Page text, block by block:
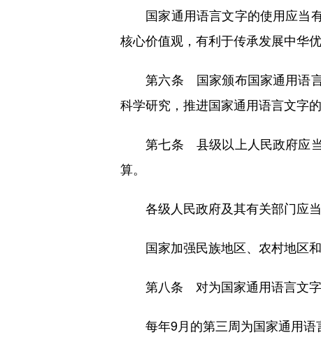
国家通用语言文字的使用应当有
核心价值观，有利于传承发展中华
第六条 国家颁布国家通用语言
科学研究，推进国家通用语言文字
第七条 县级以上人民政府应当
算。
各级人民政府及其有关部门应当
国家加强民族地区、农村地区和
第八条 对为国家通用语言文字事
每年9月的第三周为国家通用语